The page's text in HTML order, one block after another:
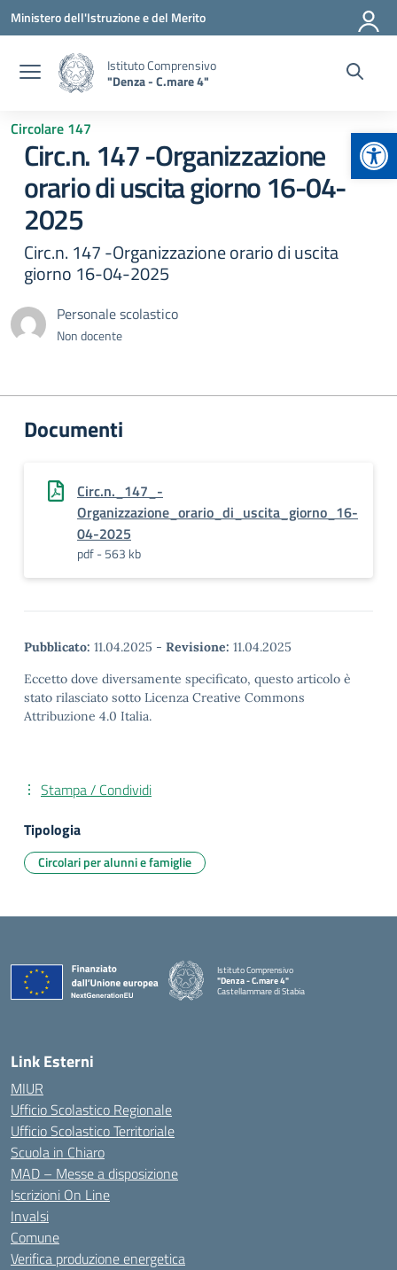
Vai ai contenuti
Vai al menu di navigazione
Vai al footer
Ministero dell'Istruzione e del Merito
Istituto Comprensivo
"Denza - C.mare 4"
Circolare 147
Circ.n. 147 -Organizzazione
orario di uscita giorno 16-04-
2025
Circ.n. 147 -Organizzazione orario di uscita
giorno 16-04-2025
Personale scolastico
Non docente
Documenti
Circ.n._147_-
Organizzazione_orario_di_uscita_giorno_16-
04-2025
pdf - 563 kb
Pubblicato: 11.04.2025 - Revisione: 11.04.2025
Eccetto dove diversamente specificato, questo articolo è
stato rilasciato sotto Licenza Creative Commons
Attribuzione 4.0 Italia.
Stampa / Condividi
Tipologia
Circolari per alunni e famiglie
Istituto Comprensivo
"Denza - C.mare 4"
Castellammare di Stabia
Link Esterni
MIUR
Ufficio Scolastico Regionale
Ufficio Scolastico Territoriale
Scuola in Chiaro
MAD – Messe a disposizione
Iscrizioni On Line
Invalsi
Comune
Verifica produzione energetica